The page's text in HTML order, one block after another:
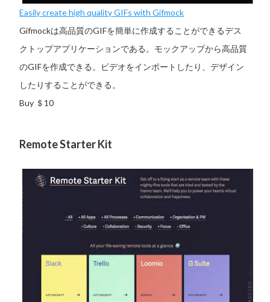
Easily create high quality GIFs with Gifmock
Gifmockは高品質のGIFを簡単に作成することができるデス
クトップアプリケーションである。モックアップから高品質
のGIFを作成できる。ビデオをインポートしたり、デザイン
したりすることができる。
Buy ＄10
Remote Starter Kit